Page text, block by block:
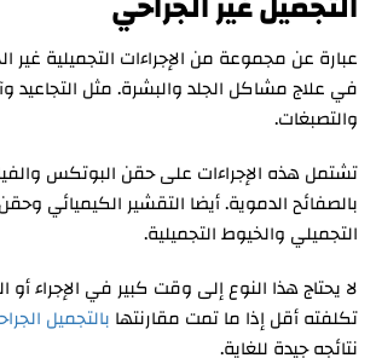
عبارة عن مجموعة من الإجراءات التجميلية غير
في علاج مشاكل الجلد والبشرة. مثل التجاعيد
والتصبغات.
تشتمل هذه الإجراءات على حقن البوتكس والفيلر
بالصفائح الدموية. أيضا التقشير الكيميائي
التجميلي والخيوط التجميلية.
لا يحتاج هذا النوع إلى وقت كبير في الإجراء أو
تكلفته أقل إذا ما تمت مقارنتها بالتجميل
نتائجه جيدة للغاية.